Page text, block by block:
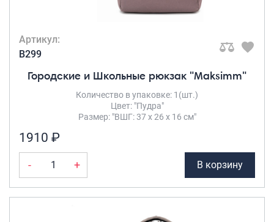
Артикул:
B299
Городские и Школьные рюкзак "Maksimm"
Количество в упаковке: 1(шт.)
Цвет: "Пудра"
Размер: "ВШГ: 37 х 26 х 16 см"
1910 ₽
- + В корзину